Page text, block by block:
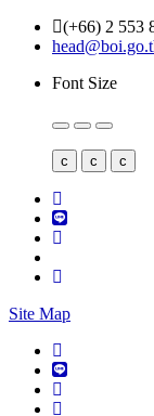
(+66) 2 553
Font Size
c c c
Site Map